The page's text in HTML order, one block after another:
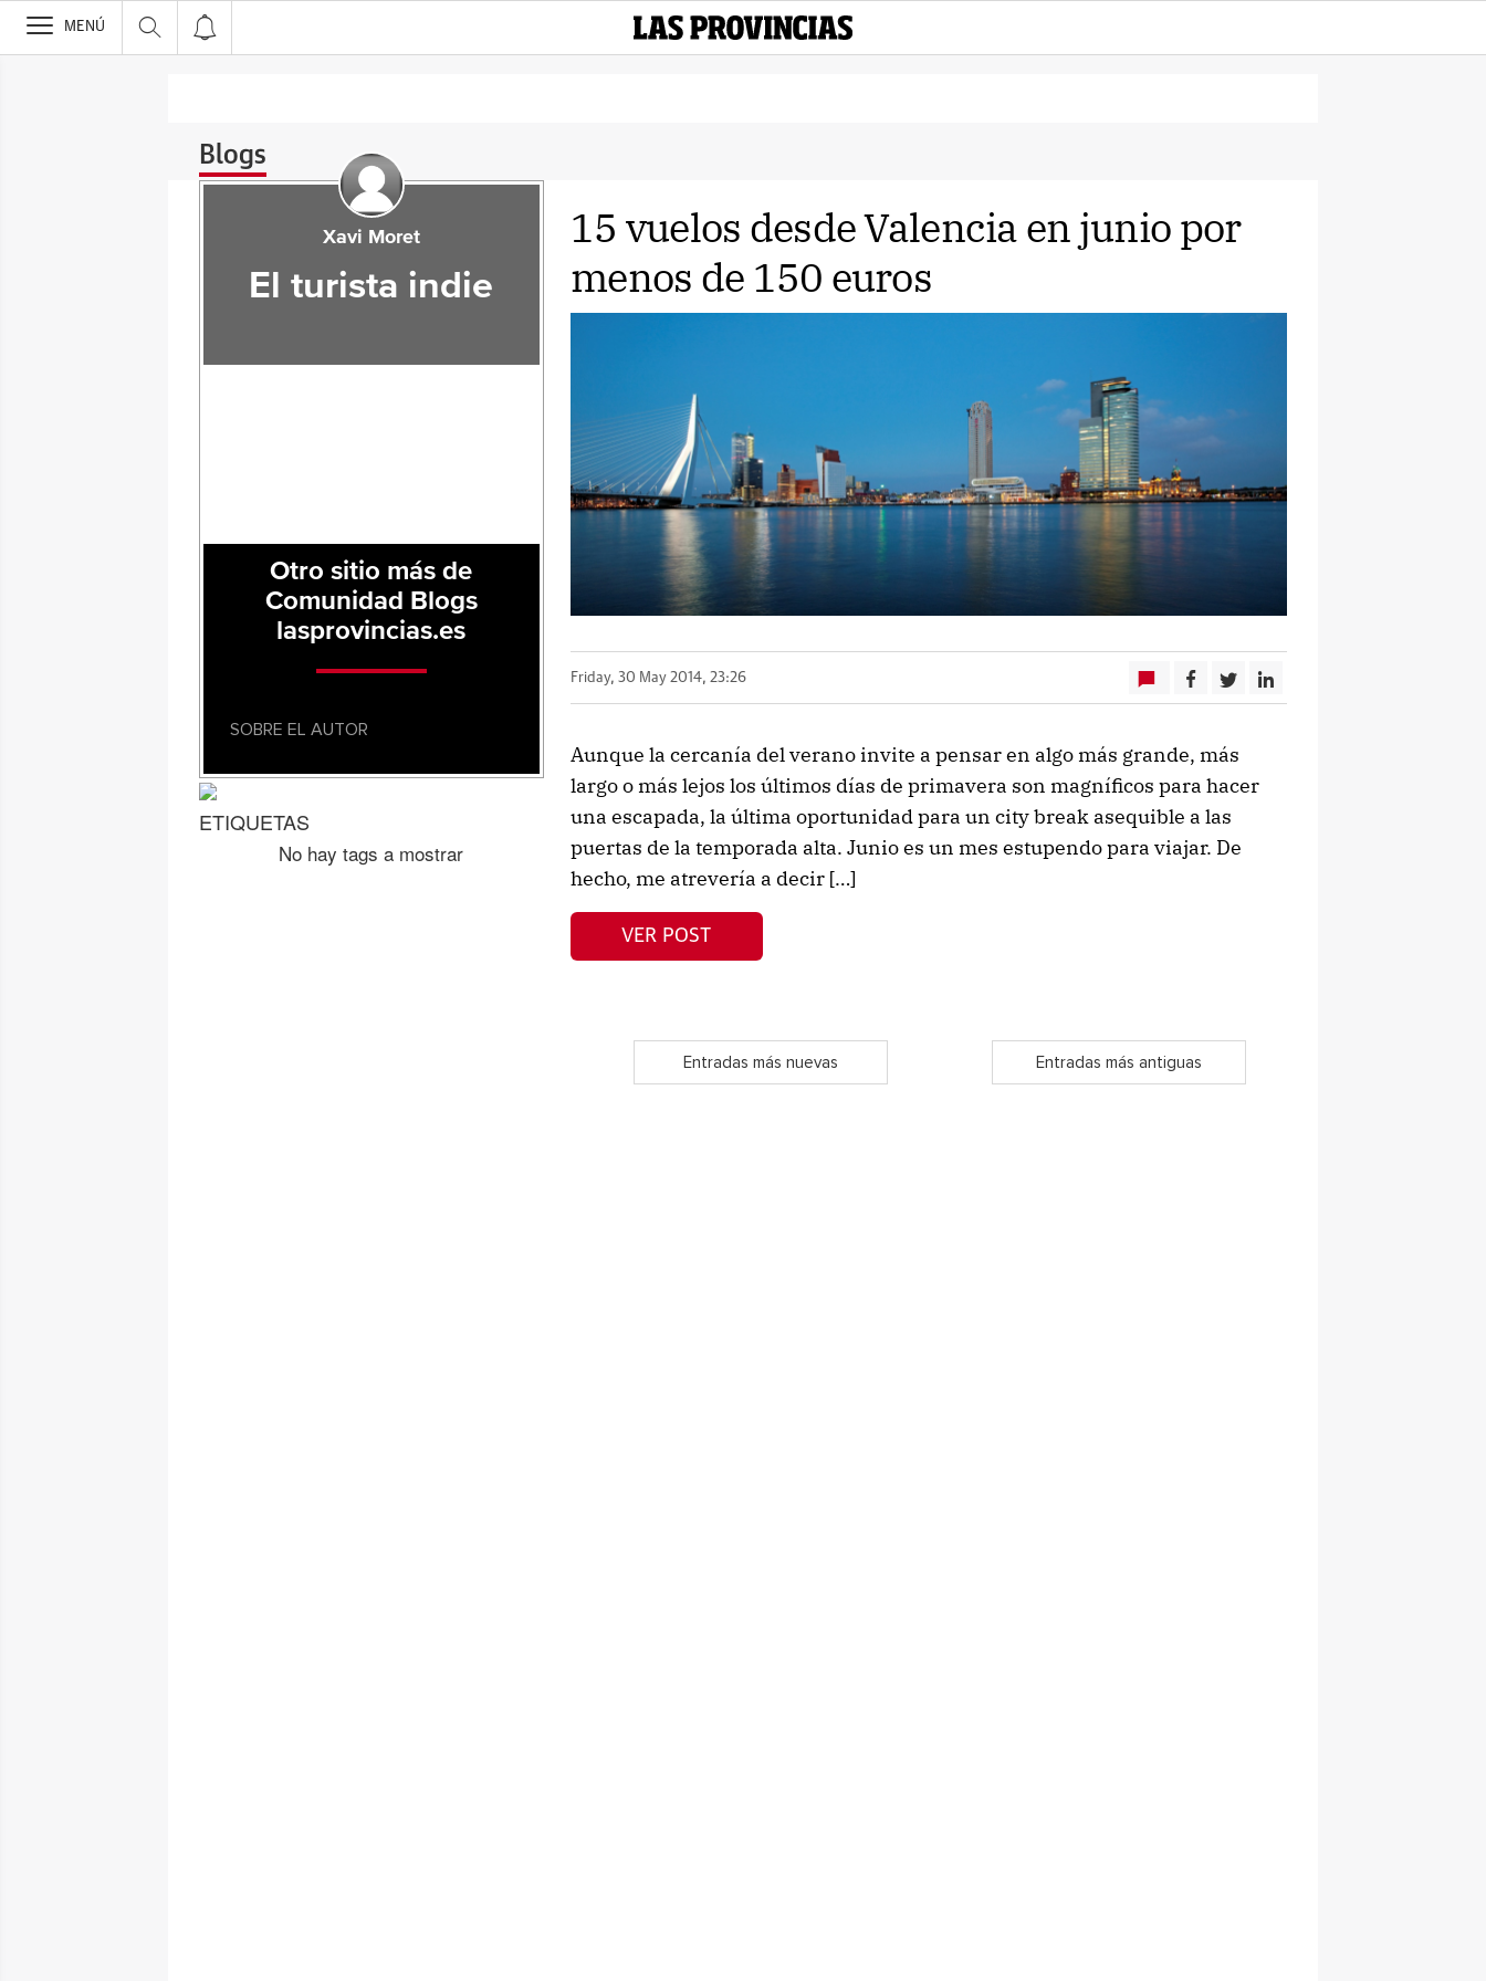
>
MENÚ
Blogs
15 vuelos desde Valencia en junio por
menos de 150 euros
Friday, 30 May 2014, 23:26
Aunque la cercanía del verano invite a pensar en algo más grande, más
largo o más lejos los últimos días de primavera son magníficos para hacer
una escapada, la última oportunidad para un city break asequible a las
puertas de la temporada alta. Junio es un mes estupendo para viajar. De
hecho, me atrevería a decir […]
VER POST
Entradas más nuevas Entradas más antiguas
Xavi Moret
El turista indie
Otro sitio más de
Comunidad Blogs
lasprovincias.es
SOBRE EL AUTOR
ETIQUETAS
No hay tags a mostrar